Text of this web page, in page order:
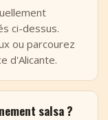
ci-dessus.
ou parcourez
d'Alicante.
salsa ?